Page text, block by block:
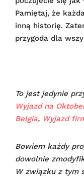
Pamiętaj, że
inną historię.
przygoda dla
To jest jedynie
Wyjazd na
Belgia, Wyjazd
Bowiem każdy
dowolnie
W związku z tym